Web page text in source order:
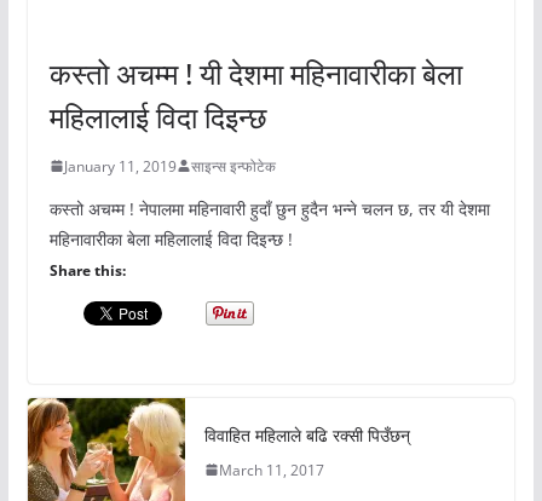
कस्तो अचम्म ! यी देशमा महिनावारीका बेला
महिलालाई विदा दिइन्छ
January 11, 2019 साइन्स इन्फोटेक
कस्तो अचम्म ! नेपालमा महिनावारी हुदाँ छुन हुदैन भन्ने चलन छ, तर यी देशमा
महिनावारीका बेला महिलालाई विदा दिइन्छ !
Share this:
विवाहित महिलाले बढि रक्सी पिउँछन्
March 11, 2017